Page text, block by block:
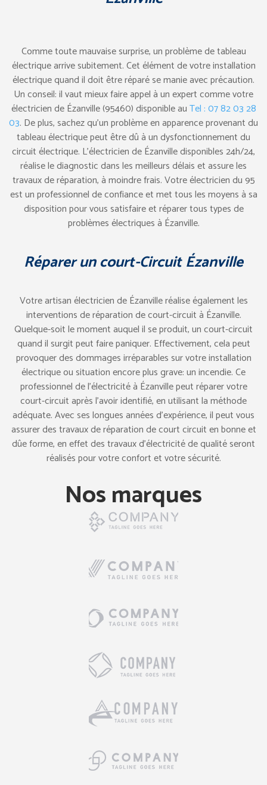
Comme toute mauvaise surprise, un problème de tableau
électrique arrive subitement. Cet élément de votre installation
électrique quand il doit être réparé se manie avec précaution.
Un conseil: il vaut mieux faire appel à un expert comme votre
électricien de Ézanville (95460) disponible auTel : 07 82 03 28
03. De plus, sachez qu’un problème en apparence provenant du
tableau électrique peut être dû à un dysfonctionnement du
circuit électrique. L’électricien de Ézanville disponibles 24h/24,
réalise le diagnostic dans les meilleurs délais et assure les
travaux de réparation, à moindre frais. Votre électricien du 95
est un professionnel de confiance et met tous les moyens à sa
disposition pour vous satisfaire et réparer tous types de
problèmes électriques à Ézanville.
Réparer un court-Circuit Ézanville
Votre artisan électricien de Ézanville réalise également les
interventions de réparation de court-circuit à Ézanville.
Quelque-soit le moment auquel il se produit, un court-circuit
quand il surgit peut faire paniquer. Effectivement, cela peut
provoquer des dommages irréparables sur votre installation
électrique ou situation encore plus grave: un incendie. Ce
professionnel de l’électricité à Ézanville peut réparer votre
court-circuit après l’avoir identifié, en utilisant la méthode
adéquate. Avec ses longues années d’expérience, il peut vous
assurer des travaux de réparation de court circuit en bonne et
dûe forme, en effet des travaux d’électricité de qualité seront
réalisés pour votre confort et votre sécurité.
Nos marques